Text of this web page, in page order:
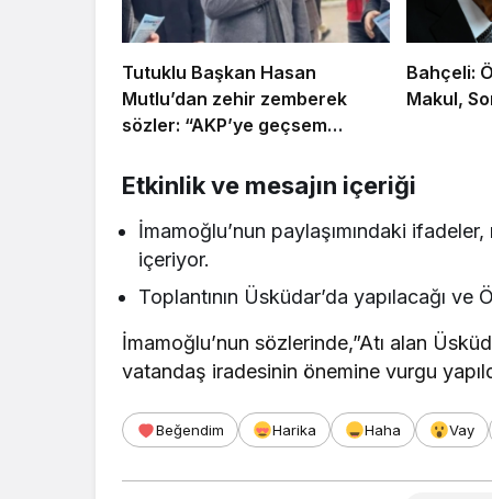
Tutuklu Başkan Hasan
Mutlu’dan zehir zemberek
sözler: “AKP’ye geçsem
Bahçeli:
Makul,
Etkinlik ve mesajın içeriği
İmamoğlu’nun paylaşımındaki
içeriyor.
Toplantının Üsküdar’da yapılacağı ve
İmamoğlu’nun sözlerinde,”Atı alan
vatandaş iradesinin önemine vurgu
Beğendim Harika Haha Vay